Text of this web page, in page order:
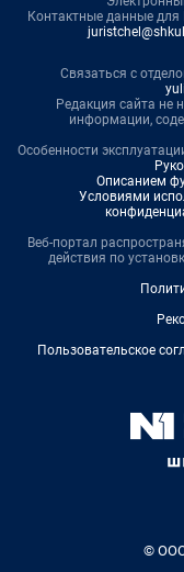
Контактные данные для
Связаться с
Редакция сайта не
информации,
Особенности
Описанием
Условиями
Веб-портал
действия по
Пользовательское
© ООО